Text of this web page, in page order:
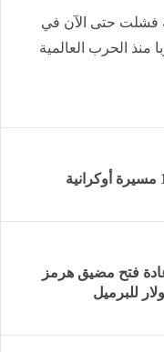
فشلت حتى الآن في
منذ الحرب العالمية
فتح مضيق هرمز